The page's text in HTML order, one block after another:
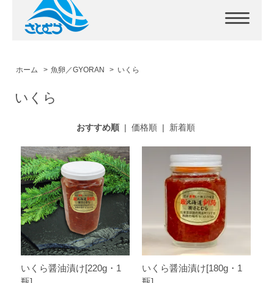
ホーム > 魚卵／GYORAN > いくら
いくら
おすすめ順| 価格順| 新着順
いくら醤油漬け[220g・1
いくら醤油漬け[180g・1